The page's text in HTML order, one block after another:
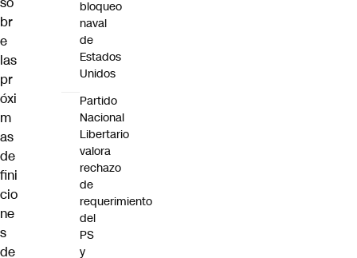
br
e
las
pr
óxi
m
as
de
fini
cio
ne
s
de
bloqueo
naval
de
Estados
Unidos
Partido
Nacional
Libertario
valora
rechazo
de
requerimiento
del
PS
y